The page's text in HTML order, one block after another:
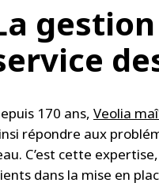
170 ans, Veolia
répondre aux
C’est cette
dans la mise en